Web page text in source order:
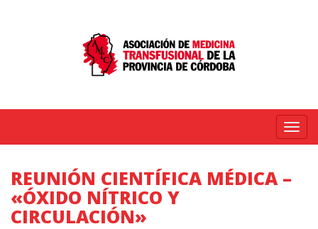
Menú
REUNIÓN CIENTÍFICA MÉDICA –
«ÓXIDO NÍTRICO Y
CIRCULACIÓN»